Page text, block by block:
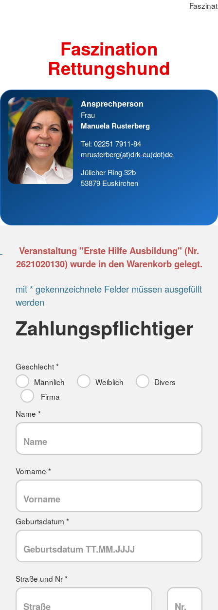
Faszination
Rettungshund
Ansprechperson
Frau
Manuela Rusterberg
Tel: 02251 7911-84
mrusterberg(at)drk-eu(dot)de
Jülicher Ring 32b
53879 Euskirchen
Veranstaltung "Erste Hilfe Ausbildung" (Nr.
2621020130) wurde in den Warenkorb gelegt.
mit * gekennzeichnete Felder müssen ausgefüllt
werden
Zahlungspflichtiger
Geschlecht *
Männlich
Weiblich
Divers
Firma
Name *
Vorname *
Geburtsdatum *
Straße und Nr *